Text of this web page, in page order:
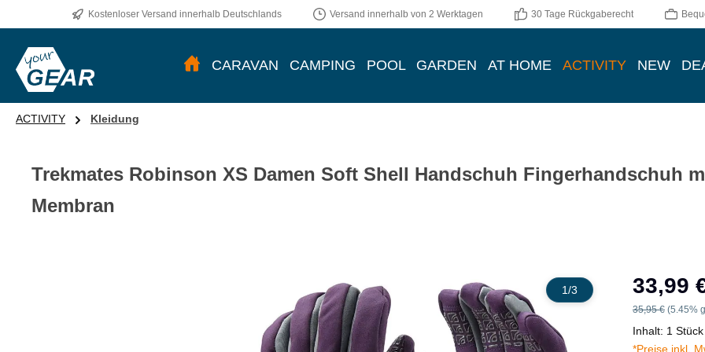
Kostenloser Versand innerhalb Deutschlands Versand innerhalb von 2 Werktagen 30 Tage Rückgaberecht
CARAVAN CAMPING POOL GARDEN AT HOME ACTIVITY NEW
ACTIVITY Kleidung
Trekmates Robinson XS Damen Soft Shell Handschuh Fingerhandschuh
Membran
1/3
Verkaufspreis:
33,99
Regulärer Preis:
35,95 € (5.45%
Inhalt: 1 Stück
*Preise inkl.